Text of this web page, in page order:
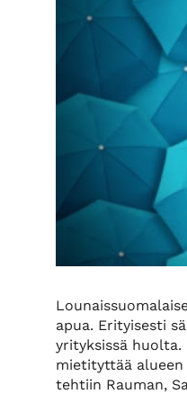
apua. Erityisesti
yrityksissä
mietityttää
tehtiin Rauman,